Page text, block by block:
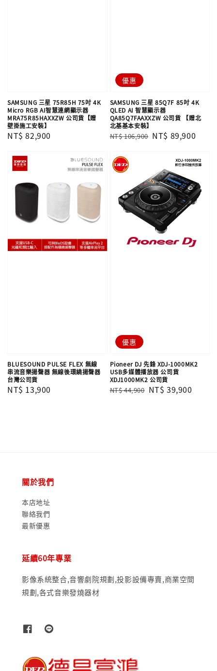
SAMSUNG 三星 75R85H 75吋 4K
Micro RGB AI智慧連網顯示器
MRA75R85HAXXZW 公司貨【贈
壁掛施工安裝】
Regular
NT$ 82,900
優惠
SAMSUNG 三星 85Q7F 85吋 4K
QLED AI 智慧顯示器
QA85Q7FAAXXZW 公司貨 【贈北
北基基本安裝】
Regular
NT$ 106,900 Sale
NT$ 89,900
BLUESOUND PULSE FLEX 無線
串流音樂揚聲器 無線後環繞揚聲器
台灣公司貨
Regular
NT$ 13,900
優惠
Pioneer DJ 先鋒 XDJ-1000MK2
USB多媒體播放器 公司貨
XDJ1000MK2 公司貨
Regular
NT$ 44,900 Sale
NT$ 39,900
關於我們
本店地址
聯絡我們
最新優惠
延續60年專業
影像系統整合,音響劇院規劃,投影設備專賣,商業空間
規劃,各式音樂發燒器材